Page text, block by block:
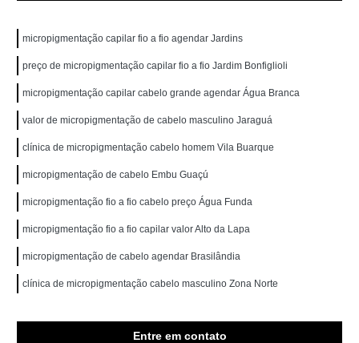
micropigmentação capilar fio a fio agendar Jardins
preço de micropigmentação capilar fio a fio Jardim Bonfiglioli
micropigmentação capilar cabelo grande agendar Água Branca
valor de micropigmentação de cabelo masculino Jaraguá
clínica de micropigmentação cabelo homem Vila Buarque
micropigmentação de cabelo Embu Guaçú
micropigmentação fio a fio cabelo preço Água Funda
micropigmentação fio a fio capilar valor Alto da Lapa
micropigmentação de cabelo agendar Brasilândia
clínica de micropigmentação cabelo masculino Zona Norte
Entre em contato